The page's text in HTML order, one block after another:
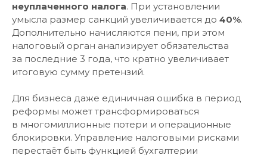
неуплаченного налога. При установлении
умысла размер санкций увеличивается до 40%.
Дополнительно начисляются пени, при этом
налоговый орган анализирует обязательства
за последние 3 года, что кратно увеличивает
итоговую сумму претензий.
Для бизнеса даже единичная ошибка в период
реформы может трансформироваться
в многомиллионные потери и операционные
блокировки. Управление налоговыми рисками
перестаёт быть функцией бухгалтерии